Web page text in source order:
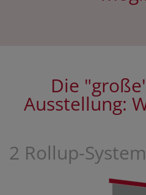
Die
Ausstellung:
2 Rollup-